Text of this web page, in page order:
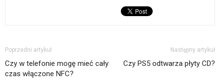
Poprzedni artykuł
Czy w telefonie mogę mieć cały
czas włączone NFC?
Następny artykuł
Czy PS5 odtwarza płyty CD?